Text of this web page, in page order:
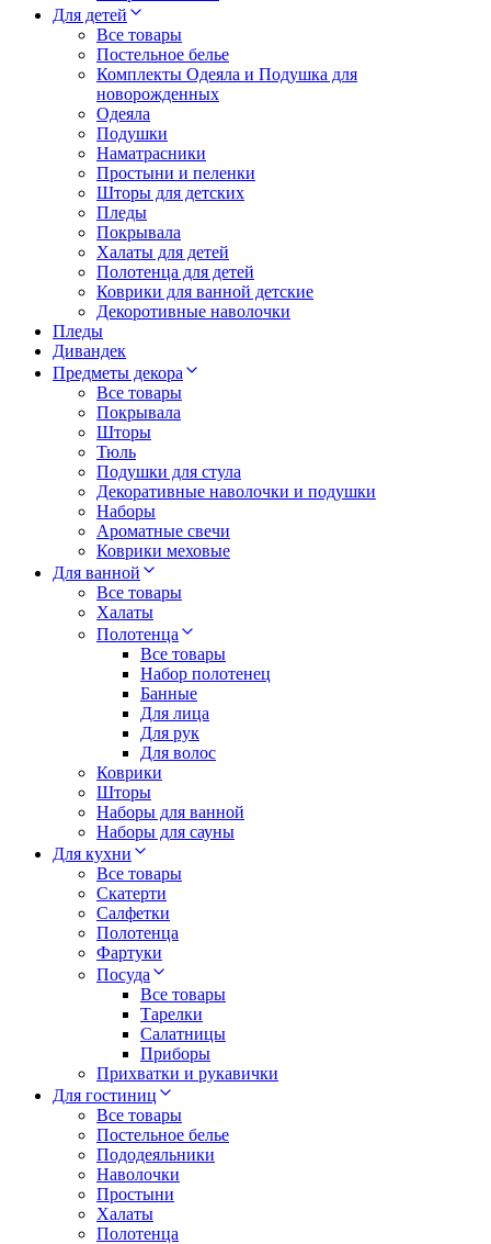
Для детей
Все товары
Постельное белье
Комплекты Одеяла и Подушка для
новорожденных
Одеяла
Подушки
Наматрасники
Простыни и пеленки
Шторы для детских
Пледы
Покрывала
Халаты для детей
Полотенца для детей
Коврики для ванной детские
Декоротивные наволочки
Пледы
Дивандек
Предметы декора
Все товары
Покрывала
Шторы
Тюль
Подушки для стула
Декоративные наволочки и подушки
Наборы
Ароматные свечи
Коврики меховые
Для ванной
Все товары
Халаты
Полотенца
Все товары
Набор полотенец
Банные
Для лица
Для рук
Для волос
Коврики
Шторы
Наборы для ванной
Наборы для сауны
Для кухни
Все товары
Скатерти
Салфетки
Полотенца
Фартуки
Посуда
Все товары
Тарелки
Салатницы
Приборы
Прихватки и рукавички
Для гостиниц
Все товары
Постельное белье
Пододеяльники
Наволочки
Простыни
Халаты
Полотенца